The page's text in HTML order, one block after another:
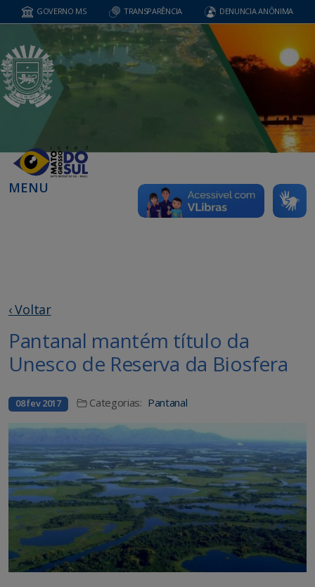
GOVERNO MS TRANSPARÊNCIA DENUNCIA ANÔNIMA
MENU
‹ Voltar
Pantanal mantém título da
Unesco de Reserva da Biosfera
08 fev 2017 Categorias: Pantanal